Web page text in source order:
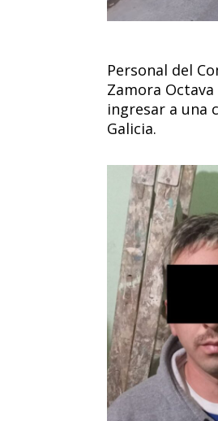
Personal del
Zamora
ingresar a una
Galicia.